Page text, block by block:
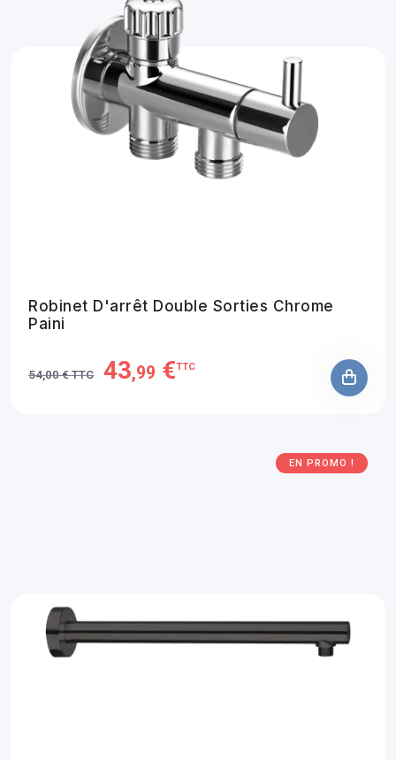
Robinet D'arrêt Double Sorties Chrome
Paini
54,00 € TTC 43,99 €TTC
EN PROMO !